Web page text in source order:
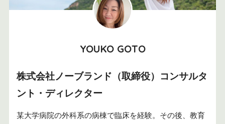
YOUKO GOTO
株式会社ノーブランド（取締役）コンサルタ
ント・ディレクター
某大学病院の外科系の病棟で臨床を経験。その後、教育